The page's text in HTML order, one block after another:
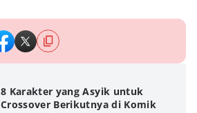
8 Karakter yang Asyik untuk
Crossover Berikutnya di Komik